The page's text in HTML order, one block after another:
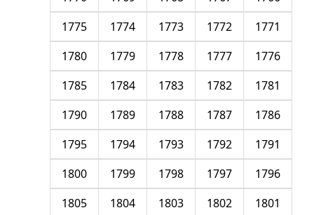
1771
1772
1773
1774
1775
1776
1777
1778
1779
1780
1781
1782
1783
1784
1785
1786
1787
1788
1789
1790
1791
1792
1793
1794
1795
1796
1797
1798
1799
1800
1801
1802
1803
1804
1805